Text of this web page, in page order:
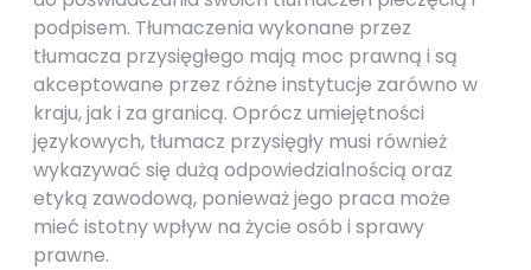
podpisem. Tłumaczenia wykonane przez
tłumacza przysięgłego mają moc prawną i są
akceptowane przez różne instytucje zarówno w
kraju, jak i za granicą. Oprócz umiejętności
językowych, tłumacz przysięgły musi również
wykazywać się dużą odpowiedzialnością oraz
etyką zawodową, ponieważ jego praca może
mieć istotny wpływ na życie osób i sprawy
prawne.